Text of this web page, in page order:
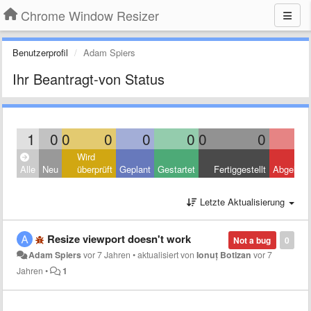
Chrome Window Resizer
Benutzerprofil Adam Spiers
Ihr Beantragt-von Status
1 0 0 0 0 0 0 0
Alle Neu
Wird
überprüft Geplant Gestartet Fertiggestellt
Letzte Aktualisierung
0
Not a bug
Resize viewport doesn't work
Adam Spiersvor 7 Jahren •aktualisiert vonIonuț Botizan vor 7
Jahren • 1